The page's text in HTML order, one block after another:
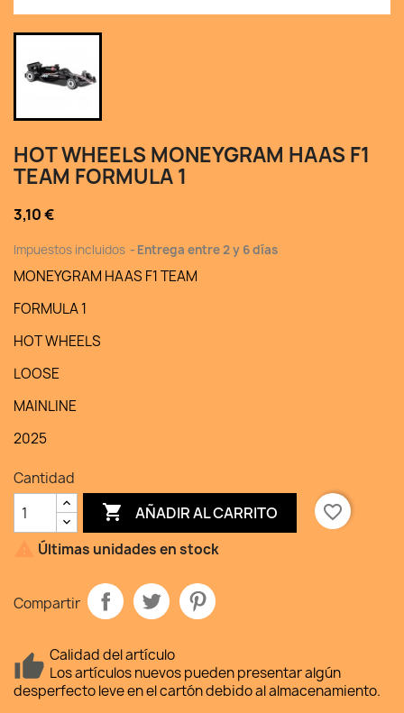
HOT WHEELS MONEYGRAM HAAS F1
TEAM FORMULA 1
3,10 €
Impuestos incluidos Entrega entre 2 y 6 días
MONEYGRAM HAAS F1 TEAM
FORMULA 1
HOT WHEELS
LOOSE
MAINLINE
2025
Cantidad
 AÑADIR AL CARRITO
favorite_border
Últimas unidades en stock
Compartir
Calidad del artículo
Los artículos nuevos pueden presentar algún
desperfecto leve en el cartón debido al almacenamiento.